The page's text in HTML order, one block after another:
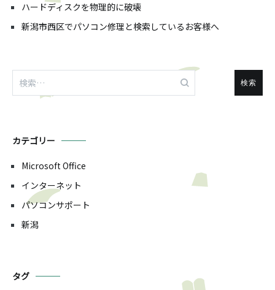
ハードディスクを物理的に破壊
新潟市西区でパソコン修理と検索しているお客様へ
検
索:
カテゴリー
Microsoft Office
インターネット
パソコンサポート
新潟
タグ